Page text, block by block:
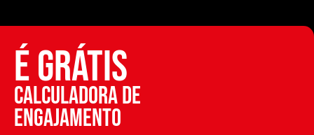
É GRÁTIS
Calculadora de
engajamento